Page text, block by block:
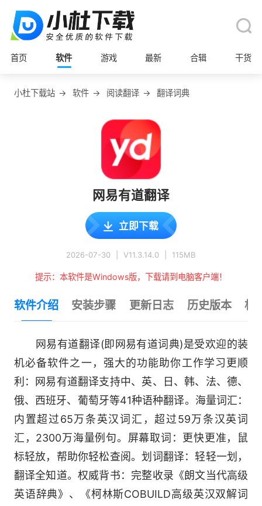
首页 软件 游戏 最新 合辑 干货
小杜下载站 → 软件 → 阅读翻译 → 翻译词典
网易有道翻译
立即下载
2026-07-30 V11.3.14.0 115MB
提示：本软件是Windows版，下载请到电脑客户端！
软件介绍 安装步骤 更新日志 历史版本 相
网易有道翻译(即网易有道词典)是受欢迎的装
机必备软件之一，强大的功能助你工作学习更顺
利：网易有道翻译支持中、英、日、韩、法、德、
俄、西班牙、葡萄牙等41种语种翻译。海量词汇：
内置超过65万条英汉词汇，超过59万条汉英词
汇，2300万海量例句。屏幕取词：更快更准，鼠
标轻放，帮助你轻松查阅。划词翻译：轻轻一划，
翻译全知道。权威背书：完整收录《朗文当代高级
英语辞典》、《柯林斯COBUILD高级英汉双解词